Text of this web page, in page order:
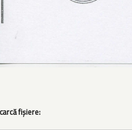
fișiere: